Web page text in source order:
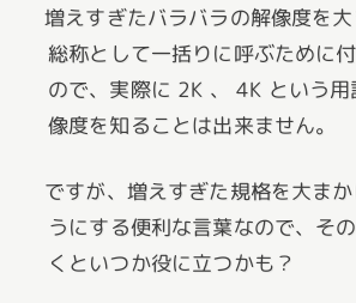
増えすぎたバラバラの解像度を
総称として一括りに呼ぶために
ので、実際に 2K 、 4K という
像度を知ることは出来ません。
ですが、増えすぎた規格を大ま
うにする便利な言葉なので、そ
くといつか役に立つかも？